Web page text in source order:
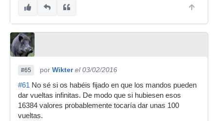
#65 por Wikter el 03/02/2016
#61 No sé si os habéis fijado en que los mandos pueden
dar vueltas infinitas. De modo que si hubiesen esos
16384 valores probablemente tocaría dar unas 100
vueltas.